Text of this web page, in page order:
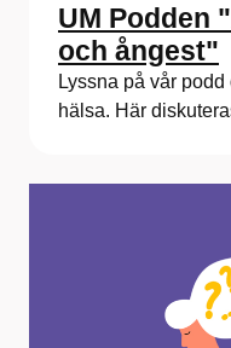
UM Podden
och ångest"
Lyssna på vår
hälsa. Här